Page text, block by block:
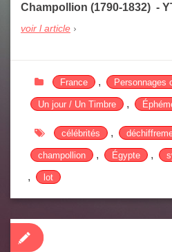
Champollion (1790-1832) -
voir l article
France , Personnages
Un jour / Un Timbre ,
célébrités ,
champollion , Égypte ,
, lot